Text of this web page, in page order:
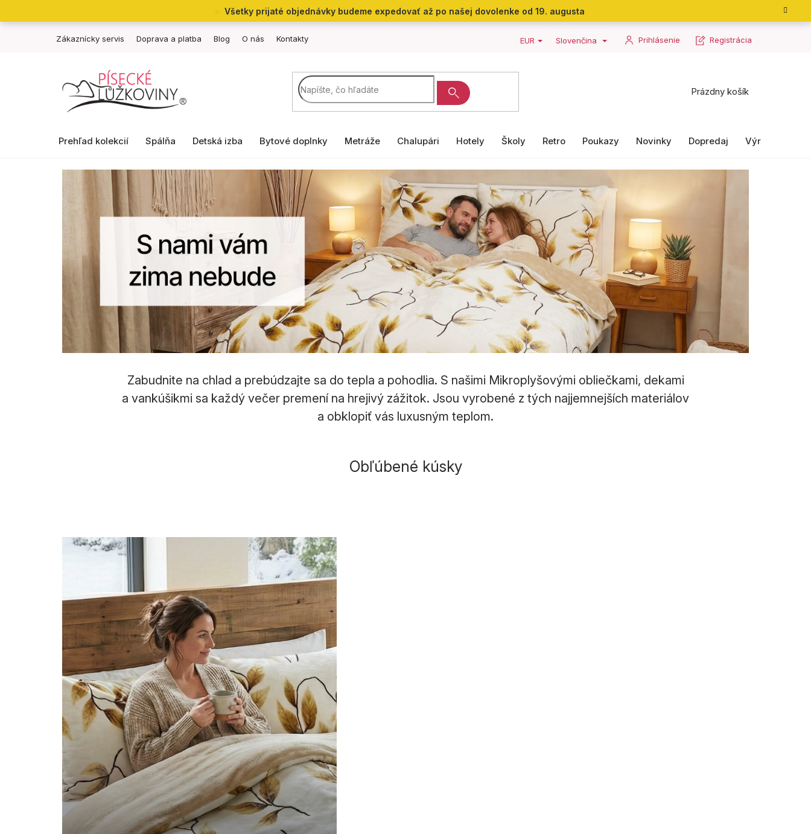
Všetky prijaté objednávky budeme expedovať až po našej dovolenke od 19. augusta
Zákaznícky servis Doprava a platba Blog O nás Kontakty EUR Slovenčina Prihlásenie Registrácia
Nákupný
Prázdny košík
Prehľad kolekcií Spálňa Detská izba Bytové doplnky Metráže Chalupári Hotely Školy Retro Poukazy Novinky Dopredaj Výrobky II.
Zabudnite na chlad a prebúdzajte sa do tepla a pohodlia. S našimi Mikroplyšovými obliečkami, dekami
a vankúšikmi sa každý večer premení na hrejivý zážitok. Jsou vyrobené z tých najjemnejších materiálov
a obklopiť vás luxusným teplom.
Obľúbené kúsky